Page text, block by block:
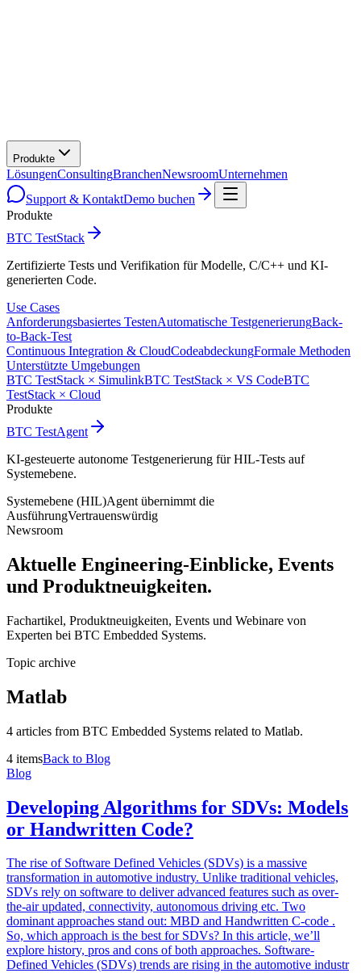
Produkte
LösungenConsultingBranchenNewsroomUnternehmen
Support & KontaktDemo buchen
Produkte
BTC TestStack
Zertifizierte Tests und Verifikation für Modelle, C/C++ und KI-
generierten Code.
Use Cases
Anforderungsbasiertes TestenAutomatische TestgenerierungBack-
to-Back-Test
Continuous Integration & CloudCodeabdeckungFormale Methoden
Unterstützte Umgebungen
BTC TestStack × SimulinkBTC TestStack × VS CodeBTC
TestStack × Cloud
Produkte
BTC TestAgent
KI-gesteuerte autonome Testgenerierung für HIL-Tests auf
Systemebene.
Systemebene (HIL)Agent übernimmt die
AusführungVertrauenswürdig
Newsroom
Aktuelle Engineering-Einblicke, Events
und Produktneuigkeiten.
Fachartikel, Produktneuigkeiten, Events und Webinare von
Experten bei BTC Embedded Systems.
Topic archive
Matlab
4 articles from BTC Embedded Systems related to Matlab.
4 itemsBack to Blog
Blog
Developing Algorithms for SDVs: Models
or Handwritten Code?
The rise of Software Defined Vehicles (SDVs) is a massive
transformation in automotive industry. Unlike traditional vehicles,
SDVs rely on software to deliver advanced features such as over-
the-air updated, connectivity, autonomous driving etc. Two
dominant approaches stand out: MBD and Handwritten C-code .
So, which approach is the best for SDVs? In this article, we’ll
explore history, pros and cons of both approaches. Software-
Defined Vehicles (SDVs) trends are rising in the automotive industr